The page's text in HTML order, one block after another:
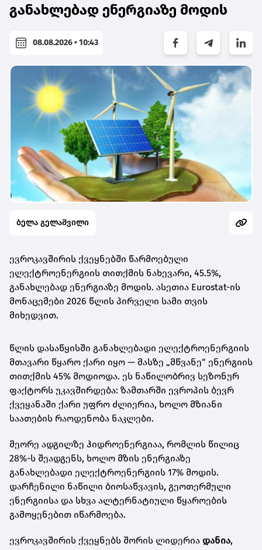
განახლებად ენერგიაზე მოდის
08.08.2026 • 10:43
ბელა გელაშვილი
ევროკავშირის ქვეყნებში წარმოებული
ელექტროენერგიის თითქმის ნახევარი, 45.5%,
განახლებად ენერგიაზე მოდის. ასეთია Eurostat-ის
მონაცემები 2026 წლის პირველი სამი თვის
მიხედვით.
წლის დასაწყისში განახლებადი ელექტროენერგიის
მთავარი წყარო ქარი იყო — მასზე „მწვანე“ ენერგიის
თითქმის 45% მოდიოდა. ეს ნაწილობრივ სეზონურ
ფაქტორს უკავშირდება: ზამთარში ევროპის ბევრ
ქვეყანაში ქარი უფრო ძლიერია, ხოლო მზიანი
საათების რაოდენობა ნაკლები.
მეორე ადგილზე ჰიდროენერგიაა, რომლის წილიც
28%-ს შეადგენს, ხოლო მზის ენერგიაზე
განახლებადი ელექტროენერგიის 17% მოდის.
დარჩენილი ნაწილი ბიოსაწვავის, გეოთერმული
ენერგიისა და სხვა ალტერნატიული წყაროების
გამოყენებით იწარმოება.
ევროკავშირის ქვეყნებს შორის ლიდერია დანია,